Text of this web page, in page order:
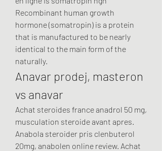
Recombinant human growth
hormone (somatropin) is a protein
that is manufactured to be nearly
identical to the main form of the
naturally.
Anavar prodej, masteron
vs anavar
Achat steroides france anadrol 50 mg,
musculation steroide avant apres.
Anabola steroider pris clenbuterol
20mg, anabolen online review. Achat